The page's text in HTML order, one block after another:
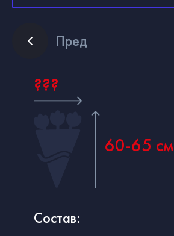
Пред
???
60-65 см
Состав: